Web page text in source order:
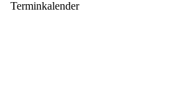
Terminkalender